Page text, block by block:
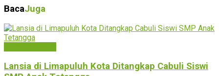
BacaJuga
Lansia di Limapuluh Kota Ditangkap Cabuli Siswi